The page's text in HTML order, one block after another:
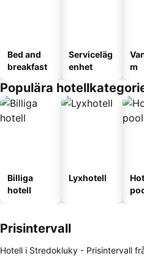
Bed and
breakfast
Serviceläg
enhet
m
Populära
Billiga
hotell
Lyxhotell
Prisintervall
Hotell i Stredokluky - Prisintervall